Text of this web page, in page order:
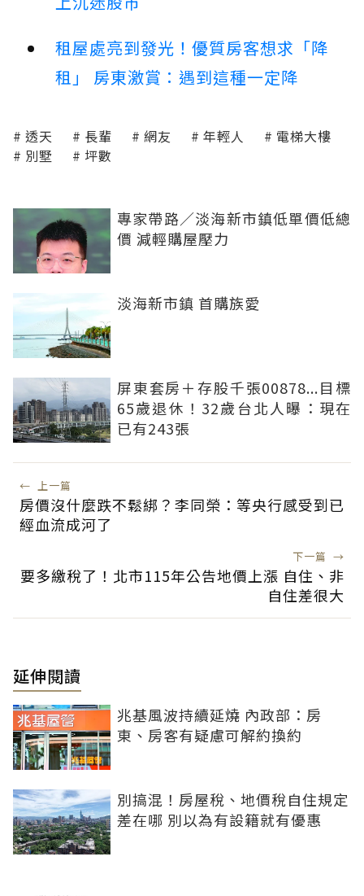
租屋處亮到發光！優質房客想求「降
租」 房東激賞：遇到這種一定降
透天 長輩 網友 年輕人
電梯大樓
別墅
坪數
專家帶路／淡海新市鎮低單價低總
價 減輕購屋壓力
淡海新市鎮 首購族愛
屏東套房＋存股千張00878...目標
65歲退休！32歲台北人曝：現在
已有243張
← 上一篇
房價沒什麼跌不鬆綁？李同榮：等央行感受到已
經血流成河了
下一篇 →
要多繳稅了！北市115年公告地價上漲 自住、非
自住差很大
延伸閱讀
兆基風波持續延燒 內政部：房
東、房客有疑慮可解約換約
別搞混！房屋稅、地價稅自住規定
差在哪 別以為有設籍就有優惠